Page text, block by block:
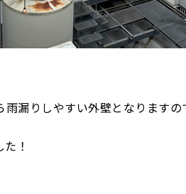
雨漏りしやすい外壁となります
！